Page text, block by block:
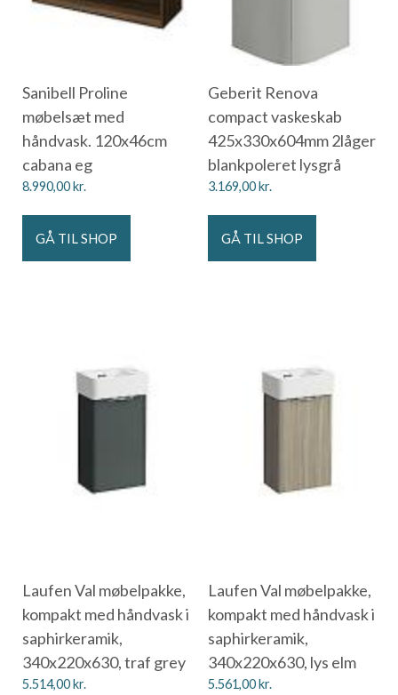
Sanibell Proline
møbelsæt med
håndvask. 120x46cm
cabana eg
8.990,00kr.
GÅ TIL SHOP
Geberit Renova
compact vaskeskab
425x330x604mm 2låger
blankpoleret lysgrå
3.169,00kr.
GÅ TIL SHOP
Laufen Val møbelpakke,
kompakt med håndvask i
saphirkeramik,
340x220x630, traf grey
5.514,00kr.
Laufen Val møbelpakke,
kompakt med håndvask i
saphirkeramik,
340x220x630, lys elm
5.561,00kr.